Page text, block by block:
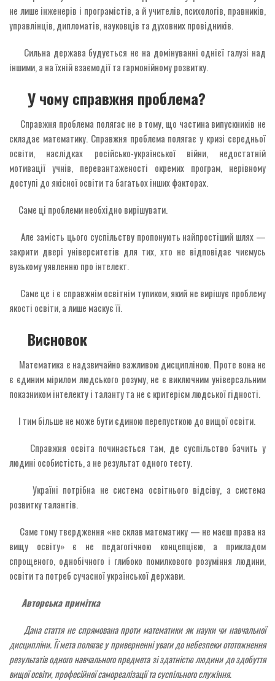
не лише інженерів і програмістів, а й учителів, психологів, правників,
управлінців, дипломатів, науковців та духовних провідників.
Сильна держава будується не на домінуванні однієї галузі над
іншими, а на їхній взаємодії та гармонійному розвитку.
У чому справжня проблема?
Справжня проблема полягає не в тому, що частина випускників не
складає математику. Справжня проблема полягає у кризі середньої
освіти, наслідках російсько-української війни, недостатній
мотивації учнів, перевантаженості окремих програм, нерівному
доступі до якісної освіти та багатьох інших факторах.
Саме ці проблеми необхідно вирішувати.
Але замість цього суспільству пропонують найпростіший шлях —
закрити двері університетів для тих, хто не відповідає чиємусь
вузькому уявленню про інтелект.
Саме це і є справжнім освітнім тупиком, який не вирішує проблему
якості освіти, а лише маскує її.
Висновок
Математика є надзвичайно важливою дисципліною. Проте вона не
є єдиним мірилом людського розуму, не є виключним універсальним
показником інтелекту і таланту та не є критерієм людської гідності.
І тим більше не може бути єдиною перепусткою до вищої освіти.
Справжня освіта починається там, де суспільство бачить у
людині особистість, а не результат одного тесту.
Україні потрібна не система освітнього відсіву, а система
розвитку талантів.
Саме тому твердження «не склав математику — не маєш права на
вищу освіту» є не педагогічною концепцією, а прикладом
спрощеного, однобічного і глибоко помилкового розуміння людини,
освіти та потреб сучасної української держави.
Авторська примітка
Дана стаття не спрямована проти математики як науки чи навчальної
дисципліни. Її мета полягає у приверненні уваги до небезпеки ототожнення
результатів одного навчального предмета зі здатністю людини до здобуття
вищої освіти, професійної самореалізації та суспільного служіння.